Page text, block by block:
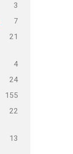
3
7
21
4
24
155
22
13